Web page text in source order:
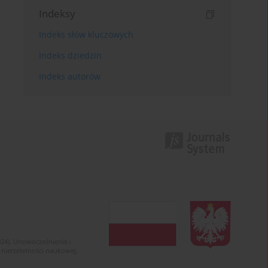
Indeksy
Indeks słów kluczowych
Indeks dziedzin
Indeks autorów